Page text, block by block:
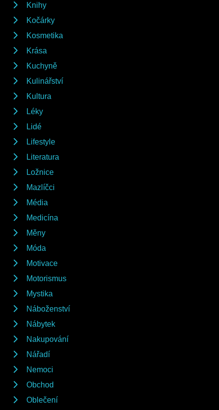
Knihy
Kočárky
Kosmetika
Krása
Kuchyně
Kulinářství
Kultura
Léky
Lidé
Lifestyle
Literatura
Ložnice
Mazlíčci
Média
Medicína
Měny
Móda
Motivace
Motorismus
Mystika
Náboženství
Nábytek
Nakupování
Nářadí
Nemoci
Obchod
Oblečení